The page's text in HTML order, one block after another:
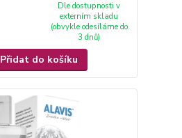
Dle dostupnosti v
externím skladu
(obvykle odesíláme do
3 dnů)
Přidat do košíku